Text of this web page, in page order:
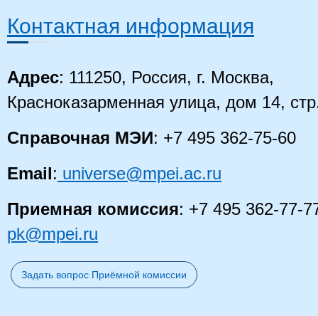
Контактная информация
Адрес: 111250, Россия, г. Москва,
Красноказарменная улица, дом 14,
Справочная МЭИ: +7 495 362-75-60
Email: universe@mpei.ac.ru
Приемная комиссия: +7 495 362-77-
pk@mpei.ru
Задать вопрос Приёмной комиссии